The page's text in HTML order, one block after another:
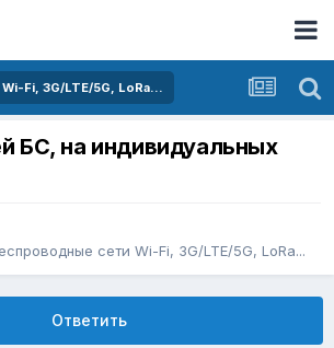
Fi, 3G/LTE/5G, LoRa...
БС, на индивидуальных
сети Wi-Fi, 3G/LTE/5G, LoRa...
Ответить